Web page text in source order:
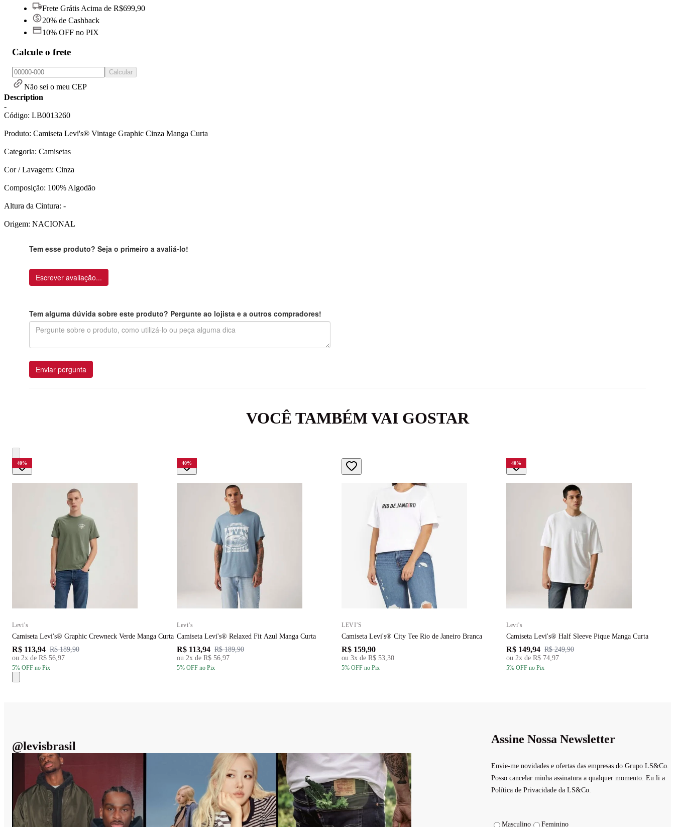
Frete Grátis Acima de R$699,90
20% de Cashback
10% OFF no PIX
Calcule o frete
Calcular
Não sei o meu CEP
Description
-
Código: LB0013260
Produto: Camiseta Levi's® Vintage Graphic Cinza Manga Curta
Categoria: Camisetas
Cor / Lavagem: Cinza
Composição: 100% Algodão
Altura da Cintura: -
Origem: NACIONAL
Tem esse produto? Seja o primeiro a avaliá-lo!
Escrever avaliação...
Tem alguma dúvida sobre este produto? Pergunte ao lojista e a outros compradores!
Enviar pergunta
VOCÊ TAMBÉM VAI GOSTAR
40%
Levi's
Camiseta Levi's® Graphic Crewneck Verde Manga Curta
R$ 113,94 R$ 189,90
ou 2x de R$ 56,97
5% OFF no Pix
40%
Levi's
Camiseta Levi's® Relaxed Fit Azul Manga Curta
R$ 113,94 R$ 189,90
ou 2x de R$ 56,97
5% OFF no Pix
LEVI'S
Camiseta Levi's® City Tee Rio de Janeiro Branca
R$ 159,90
ou 3x de R$ 53,30
5% OFF no Pix
40%
Levi's
Camiseta Levi's® Half Sleeve Pique Manga Curta
R$ 149,94 R$ 249,90
ou 2x de R$ 74,97
5% OFF no Pix
@levisbrasil
Assine Nossa Newsletter
Envie-me novidades e ofertas das empresas do Grupo LS&Co.
Posso cancelar minha assinatura a qualquer momento. Eu li a
Política de Privacidade da LS&Co.
Masculino Feminino